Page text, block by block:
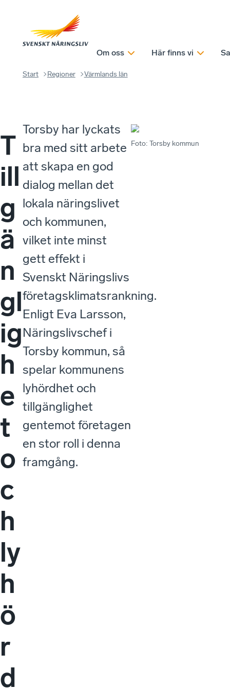
Om oss Här finns vi
Start Regioner Värmlands län
T
ill
g
ä
n
gl
ig
h
e
t
o
c
h
ly
h
ö
r
d
Torsby har lyckats
bra med sitt arbete
att skapa en god
dialog mellan det
lokala näringslivet
och kommunen,
vilket inte minst
gett effekt i
Svenskt Näringslivs
företagsklimatsrankning.
Enligt Eva Larsson,
Näringslivschef i
Torsby kommun, så
spelar kommunens
lyhördhet och
tillgänglighet
gentemot företagen
en stor roll i denna
framgång.
Foto: Torsby kommun